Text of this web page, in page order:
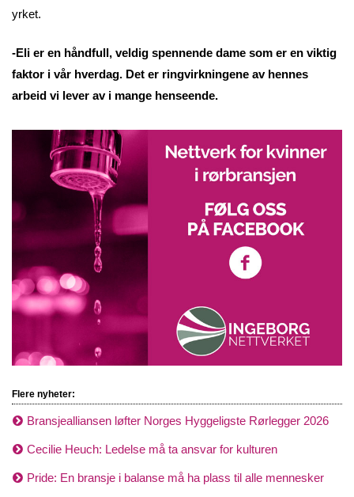
yrket.
-Eli er en håndfull, veldig spennende dame som er en viktig
faktor i vår hverdag. Det er ringvirkningene av hennes
arbeid vi lever av i mange henseende.
-Hun er rett og slett en inspirasjon, avslutter Brænne.
Flere nyheter:
Bransjealliansen løfter Norges Hyggeligste Rørlegger 2026
Cecilie Heuch: Ledelse må ta ansvar for kulturen
Pride: En bransje i balanse må ha plass til alle mennesker